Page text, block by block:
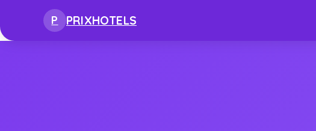
P PRIXHOTELS